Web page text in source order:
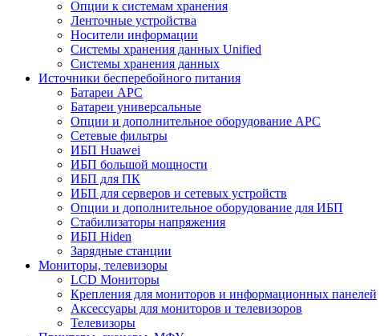
Опции к системам хранения
Ленточные устройства
Носители информации
Системы хранения данных Unified
Системы хранения данных
Источники бесперебойного питания
Батареи APC
Батареи универсальные
Опции и дополнительное оборудование АРС
Сетевые фильтры
ИБП Huawei
ИБП большой мощности
ИБП для ПК
ИБП для серверов и сетевых устройств
Опции и дополнительное оборудование для ИБП
Стабилизаторы напряжения
ИБП Hiden
Зарядные станции
Мониторы, телевизоры
LCD Мониторы
Крепления для мониторов и информационных панелей
Аксессуары для мониторов и телевизоров
Телевизоры